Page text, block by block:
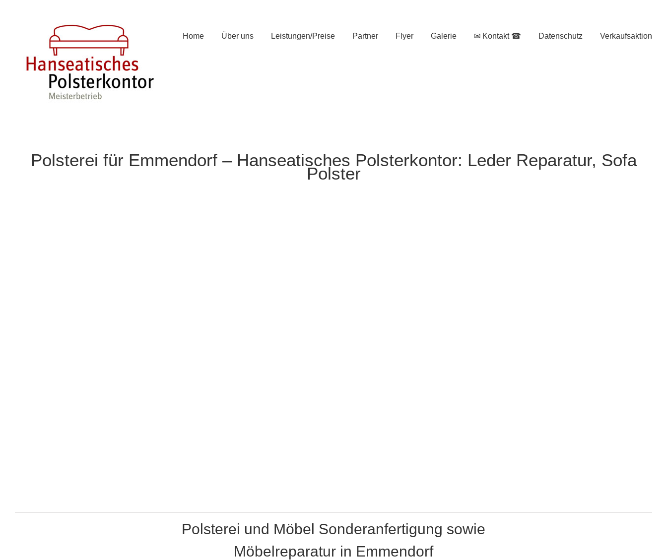
Home Über uns Leistungen/Preise Partner Flyer Galerie ✉ Kontakt ☎ Datenschutz Verkaufsaktion
Polsterei für Emmendorf – Hanseatisches Polsterkontor: Leder Reparatur, Sofa
Polster
Polsterei und Möbel Sonderanfertigung sowie
Möbelreparatur in Emmendorf